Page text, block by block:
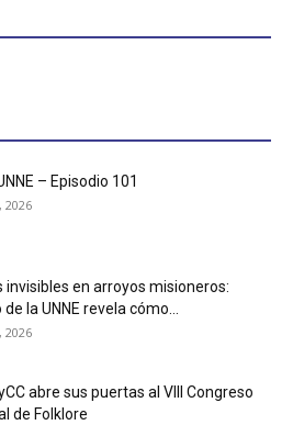
– Episodio 101
2026
invisibles en arroyos misioneros:
la UNNE revela cómo...
2026
abre sus puertas al VIII Congreso
de Folklore